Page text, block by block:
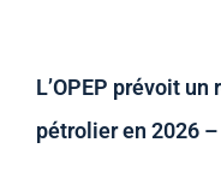
L’OPEP prévoit
pétrolier en 2026 –